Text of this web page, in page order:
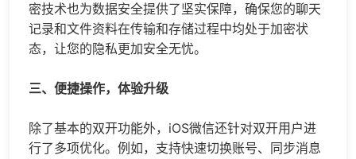
密技术也为数据安全提供了坚实保障，确保您的聊天
记录和文件资料在传输和存储过程中均处于加密状
态，让您的隐私更加安全无忧。
三、便捷操作，体验升级
除了基本的双开功能外，iOS微信还针对双开用户进
行了多项优化。例如，支持快速切换账号、同步消息